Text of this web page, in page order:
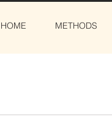
HOME METHODS